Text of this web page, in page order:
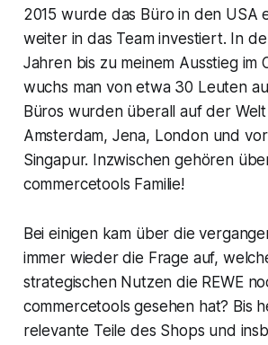
2015 wurde das Büro in den USA
weiter in das Team investiert. In
Jahren bis zu meinem Ausstieg im
wuchs man von etwa 30 Leuten
Büros wurden überall auf der
Amsterdam, Jena, London und
Singapur. Inzwischen gehören
commercetools Familie!
Bei einigen kam über die
immer wieder die Frage auf,
strategischen Nutzen die REWE
commercetools gesehen hat? Bis
relevante Teile des Shops und